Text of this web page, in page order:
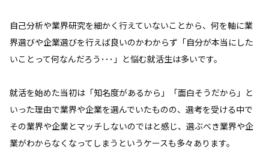
自己分析や業界研究を細かく行えていないことから、何を軸に業
界選びや企業選びを行えば良いのかわからず「自分が本当にした
いことって何なんだろう･･･」と悩む就活生は多いです。
就活を始めた当初は「知名度があるから」「面白そうだから」と
いった理由で業界や企業を選んでいたものの、選考を受ける中で
その業界や企業とマッチしないのではと感じ、選ぶべき業界や企
業がわからなくなってしまうというケースも多々あります。